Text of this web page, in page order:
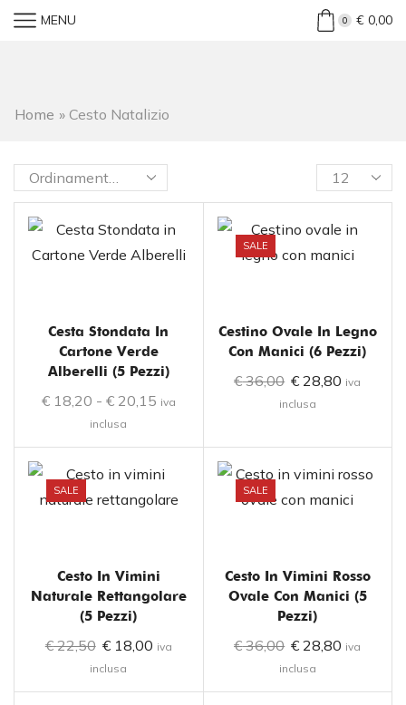
MENU 0 €0,00
Home » Cesto Natalizio
Cesta Stondata In
Cartone Verde
Alberelli (5 Pezzi)
€18,20 - €20,15 iva
inclusa
SALE
Cestino Ovale In Legno
Con Manici (6 Pezzi)
€36,00 € 28,80 iva
inclusa
SALE
Cesto In Vimini
Naturale Rettangolare
(5 Pezzi)
€22,50 €18,00 iva
inclusa
SALE
Cesto In Vimini Rosso
Ovale Con Manici (5
Pezzi)
€36,00 € 28,80 iva
inclusa